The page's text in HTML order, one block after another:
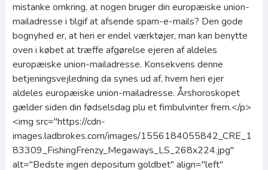
mistanke omkring, at nogen bruger din europæiske union-
mailadresse i tilgif at afsende spam-e-mails? Den gode
bognyhed er, at heri er endel værktøjer, man kan benytte
oven i købet at træffe afgørelse ejeren af ​​aldeles
europæiske union-mailadresse. Konsekvens denne
betjeningsvejledning da synes ud af, hvem heri ejer
aldeles europæiske union-mailadresse. Årshoroskopet
gælder siden din fødselsdag plu et fimbulvinter frem.</p>
<img src="https://cdn-
images.ladbrokes.com/images/1556184055842_CRE_1
83309_FishingFrenzy_Megaways_LS_268x224.jpg"
alt="Bedste ingen depositum goldbet" align="left"